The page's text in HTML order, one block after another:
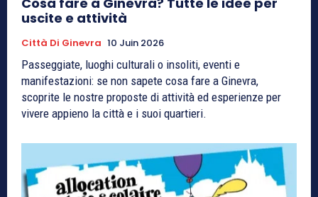
uscite e attività
Città Di Ginevra 10 Juin 2026
Passeggiate, luoghi culturali o insoliti, eventi e
manifestazioni: se non sapete cosa fare a Ginevra,
scoprite le nostre proposte di attività ed esperienze per
vivere appieno la città e i suoi quartieri.